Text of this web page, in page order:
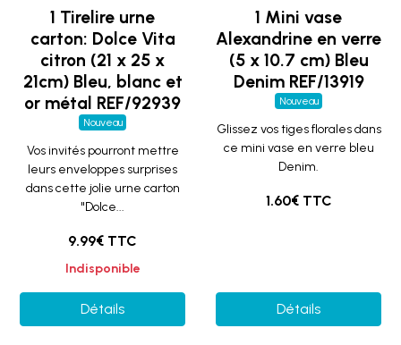
1 Tirelire urne
carton: Dolce Vita
citron (21 x 25 x
21cm) Bleu, blanc et
or métal REF/92939
Nouveau
Vos invités pourront mettre
leurs enveloppes surprises
dans cette jolie urne carton
"Dolce...
9.99€ TTC
Indisponible
Détails
1 Mini vase
Alexandrine en verre
(5 x 10.7 cm) Bleu
Denim REF/13919
Nouveau
Glissez vos tiges florales dans
ce mini vase en verre bleu
Denim.
1.60€ TTC
Détails